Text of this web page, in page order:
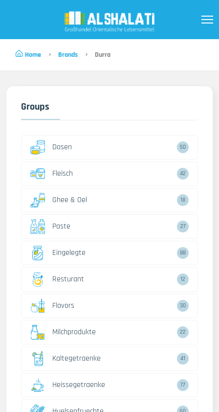
Home Brands Durra
Groups
Dosen 50
Fleisch 42
Ghee & Oel 18
Paste 27
Eingelegte 88
Resturant 12
Flavors 30
Milchprodukte 22
Kaltegetraenke 41
Heissegetraenke 77